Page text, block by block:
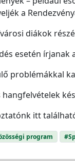
a
diákok
esetén írjanak
problémákkal
hangfelvételek
itt
program